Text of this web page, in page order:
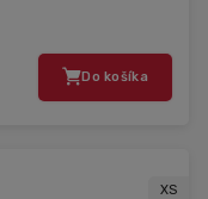
Do košíka
XS